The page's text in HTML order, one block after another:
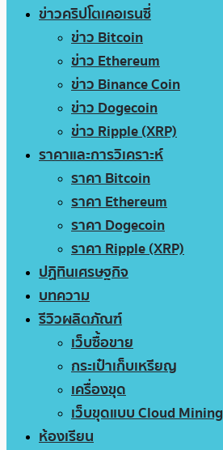
ข่าวคริปโตเคอเรนซี่
ข่าว Bitcoin
ข่าว Ethereum
ข่าว Binance Coin
ข่าว Dogecoin
ข่าว Ripple (XRP)
ราคาและการวิเคราะห์
ราคา Bitcoin
ราคา Ethereum
ราคา Dogecoin
ราคา Ripple (XRP)
ปฏิทินเศรษฐกิจ
บทความ
รีวิวผลิตภัณฑ์
เว็บซื้อขาย
กระเป๋าเก็บเหรียญ
เครื่องขุด
เว็บขุดแบบ Cloud Mining
ห้องเรียน